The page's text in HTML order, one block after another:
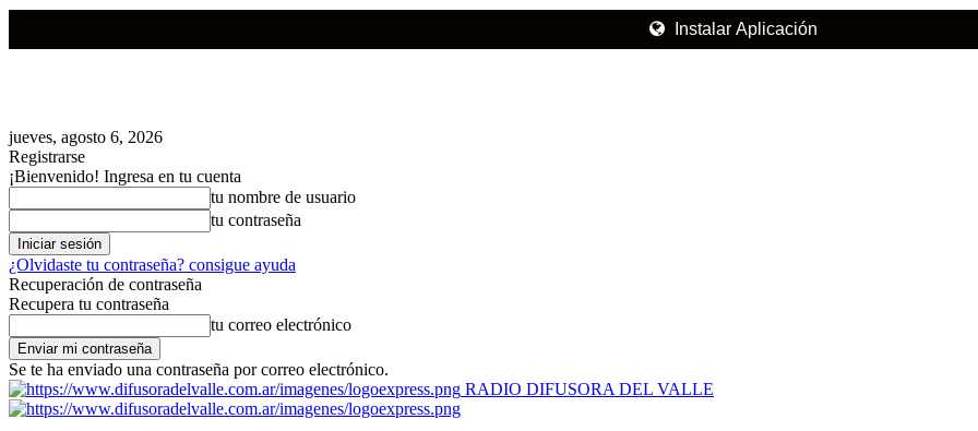
Instalar Aplicación
jueves, agosto 6, 2026
Registrarse
¡Bienvenido! Ingresa en tu cuenta
tu nombre de usuario
tu contraseña
¿Olvidaste tu contraseña? consigue ayuda
Recuperación de contraseña
Recupera tu contraseña
tu correo electrónico
Se te ha enviado una contraseña por correo electrónico.
RADIO DIFUSORA DEL VALLE